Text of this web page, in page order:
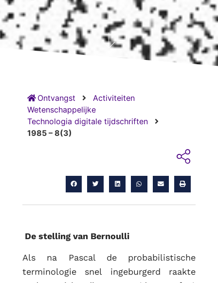
Ontvangst
Activiteiten
Wetenschappelijke
Technologia digitale tijdschriften
1985 – 8(3)
De stelling van Bernoulli
Als na Pascal de probabilistische
terminologie snel ingeburgerd raakte